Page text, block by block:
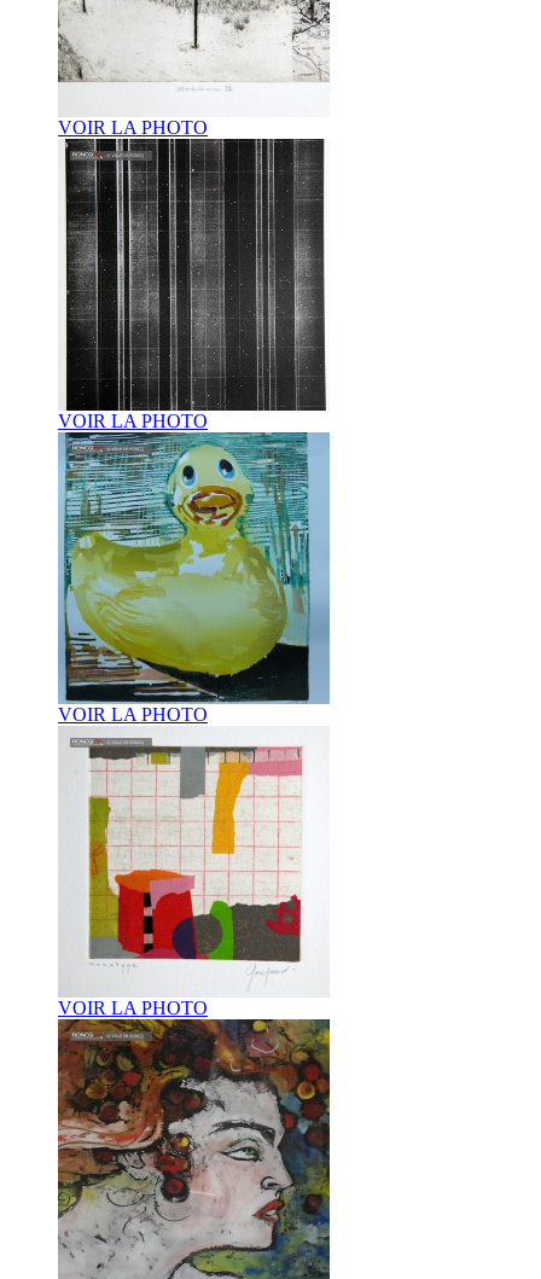
VOIR LA PHOTO
VOIR LA PHOTO
VOIR LA PHOTO
VOIR LA PHOTO